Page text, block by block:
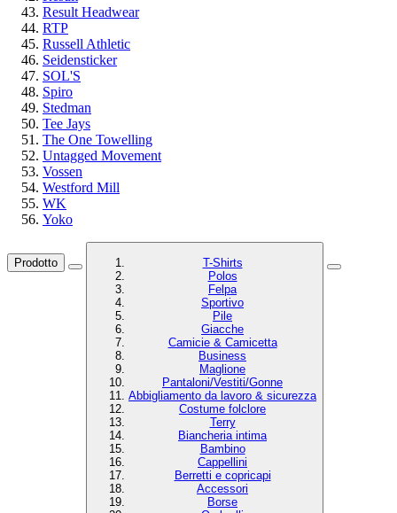
Result Headwear
RTP
Russell Athletic
Seidensticker
SOL'S
Spiro
Stedman
Tee Jays
The One Towelling
Untagged Movement
Vossen
Westford Mill
WK
Yoko
Prodotto
T-Shirts
Polos
Felpa
Sportivo
Pile
Giacche
Camicie & Camicetta
Business
Maglione
Pantaloni/Vestiti/Gonne
Abbigliamento da lavoro & sicurezza
Costume folclore
Terry
Biancheria intima
Bambino
Cappellini
Berretti e copricapi
Accessori
Borse